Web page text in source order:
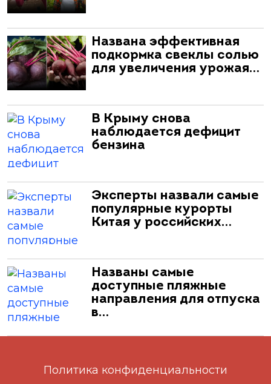
Названа эффективная
подкормка свеклы солью
для увеличения урожая…
В Крыму снова
наблюдается дефицит
бензина
Эксперты назвали самые
популярные курорты
Китая у российских…
Названы самые
доступные пляжные
направления для отпуска
в…
Политика конфиденциальности